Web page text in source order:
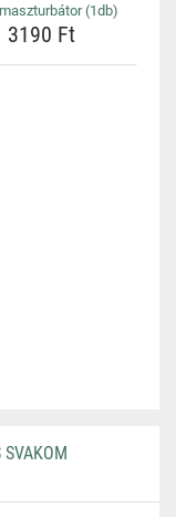
(1db)
3190 Ft
SVAKOM